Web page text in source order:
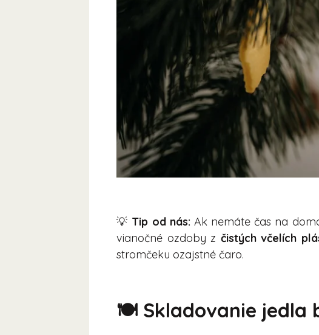
💡 Tip od nás: Ak nemáte čas na
vianočné ozdoby z čistých včelích
stromčeku ozajstné čaro.
🍽️ Skladovanie jedla